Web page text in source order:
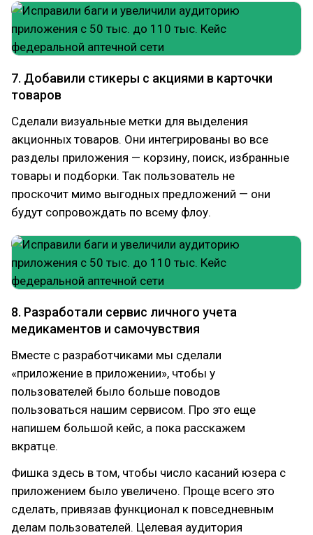
7. Добавили стикеры с акциями в карточки
товаров
Сделали визуальные метки для выделения
акционных товаров. Они интегрированы во все
разделы приложения — корзину, поиск, избранные
товары и подборки. Так пользователь не
проскочит мимо выгодных предложений — они
будут сопровождать по всему флоу.
8. Разработали сервис личного учета
медикаментов и самочувствия
Вместе с разработчиками мы сделали
«приложение в приложении», чтобы у
пользователей было больше поводов
пользоваться нашим сервисом. Про это еще
напишем большой кейс, а пока расскажем
вкратце.
Фишка здесь в том, чтобы число касаний юзера с
приложением было увеличено. Проще всего это
сделать, привязав функционал к повседневным
делам пользователей. Целевая аудитория